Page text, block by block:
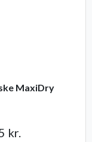
MaxiDry
kr.